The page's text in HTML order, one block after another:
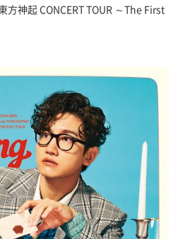
方神起 CONCERT TOUR ～The First